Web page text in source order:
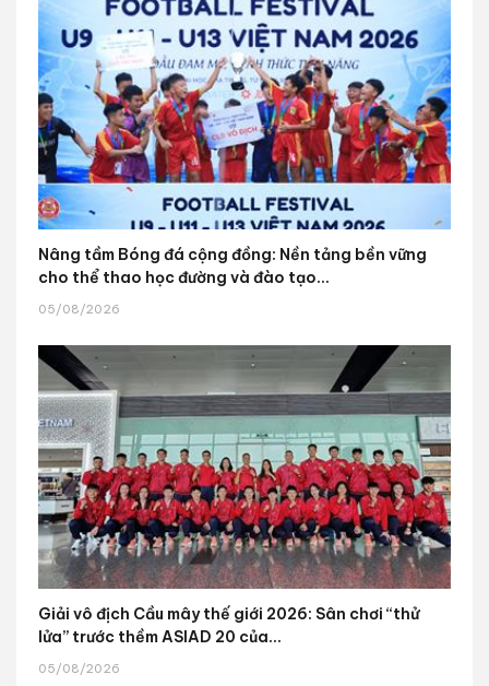
Nâng tầm Bóng đá cộng đồng: Nền tảng bền vững
cho thể thao học đường và đào tạo...
05/08/2026
Giải vô địch Cầu mây thế giới 2026: Sân chơi “thử
lửa” trước thềm ASIAD 20 của...
05/08/2026